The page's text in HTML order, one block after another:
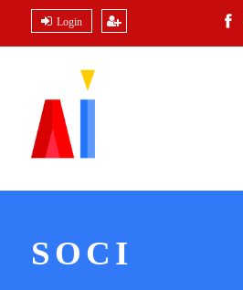
Login
SOCI